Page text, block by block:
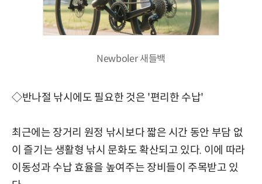
Newboler 새들백
◇반나절 낚시에도 필요한 것은 '편리한 수납'
최근에는 장거리 원정 낚시보다 짧은 시간 동안 부담 없
이 즐기는 생활형 낚시 문화도 확산되고 있다. 이에 따라
이동성과 수납 효율을 높여주는 장비들이 주목받고 있